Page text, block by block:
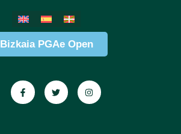
Bizkaia PGAe Open